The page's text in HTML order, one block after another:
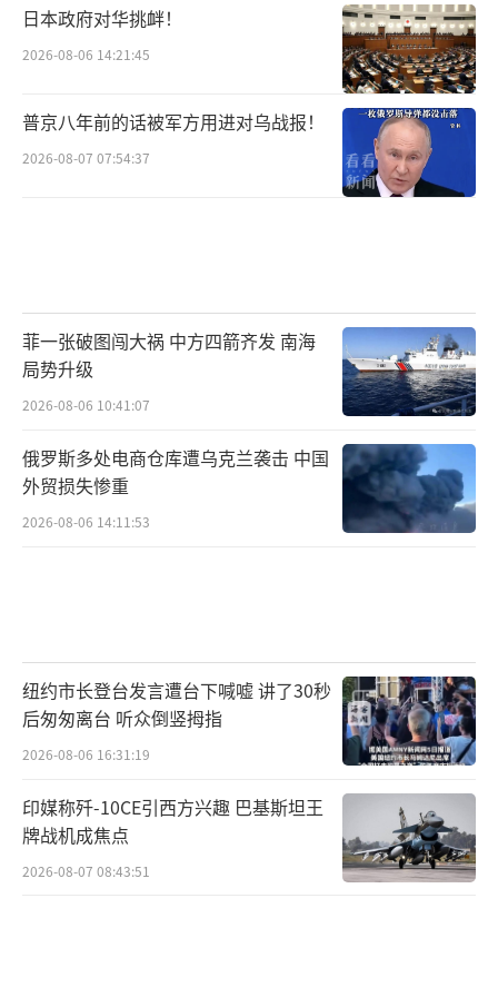
日本政府对华挑衅！
2026-08-06 14:21:45
普京八年前的话被军方用进对乌战报！
2026-08-07 07:54:37
菲一张破图闯大祸 中方四箭齐发 南海
局势升级
2026-08-06 10:41:07
俄罗斯多处电商仓库遭乌克兰袭击 中国
外贸损失惨重
2026-08-06 14:11:53
纽约市长登台发言遭台下喊嘘 讲了30秒
后匆匆离台 听众倒竖拇指
2026-08-06 16:31:19
印媒称歼-10CE引西方兴趣 巴基斯坦王
牌战机成焦点
2026-08-07 08:43:51